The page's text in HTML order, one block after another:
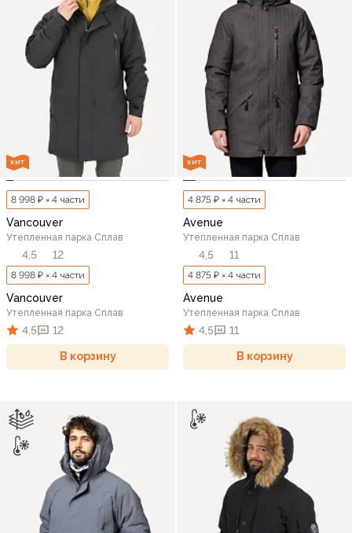
ХИТ
8 998 ₽ × 4 части
Vancouver
Утепленная парка Сплав
4,5 12
8 998 ₽ × 4 части
Vancouver
Утепленная парка Сплав
4,5 12
В корзину
ХИТ
4 875 ₽ × 4 части
Avenue
Утепленная парка Сплав
4,5 11
4 875 ₽ × 4 части
Avenue
Утепленная парка Сплав
4,5 11
В корзину